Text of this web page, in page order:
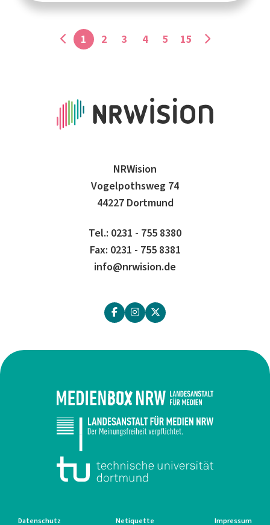
1 2 3 4 5 15
NRWision
Vogelpothsweg 74
44227 Dortmund
Tel.: 0231 - 755 8380
Fax: 0231 - 755 8381
info@nrwision.de
Datenschutz Netiquette Impressum